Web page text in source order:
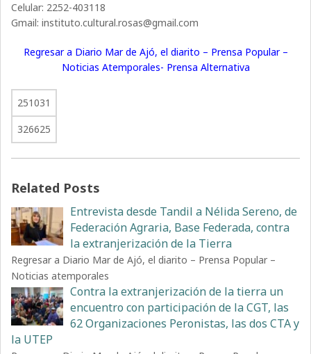
Celular: 2252-403118
Gmail: instituto.cultural.rosas@gmail.com
Regresar a Diario Mar de Ajó, el diarito – Prensa Popular –
Noticias Atemporales- Prensa Alternativa
251031
326625
Related Posts
Entrevista desde Tandil a Nélida Sereno, de
Federación Agraria, Base Federada, contra
la extranjerización de la Tierra
Regresar a Diario Mar de Ajó, el diarito – Prensa Popular –
Noticias atemporales
Contra la extranjerización de la tierra un
encuentro con participación de la CGT, las
62 Organizaciones Peronistas, las dos CTA y
la UTEP